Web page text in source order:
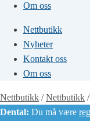
Om oss
Nettbutikk
Nyheter
Kontakt oss
Om oss
Nettbutikk /Nettbutikk /
Dental: Du må være